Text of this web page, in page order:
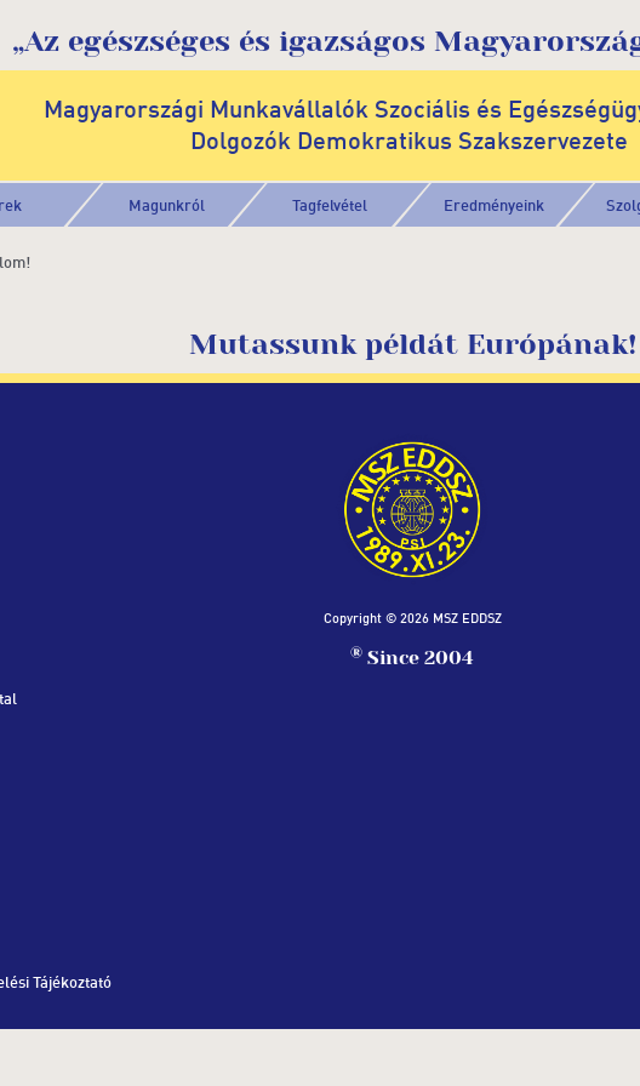
„Az egészséges és igazságos
Magyarországi Munkavállalók Szociális és
Dolgozók Demokratikus Szakszervezete
Magunkról Tagfelvétel Eredményeink
Mutassunk példát Európának!
Tájékoztató
Copyright © 2026 MSZ EDDSZ
® Since 2004